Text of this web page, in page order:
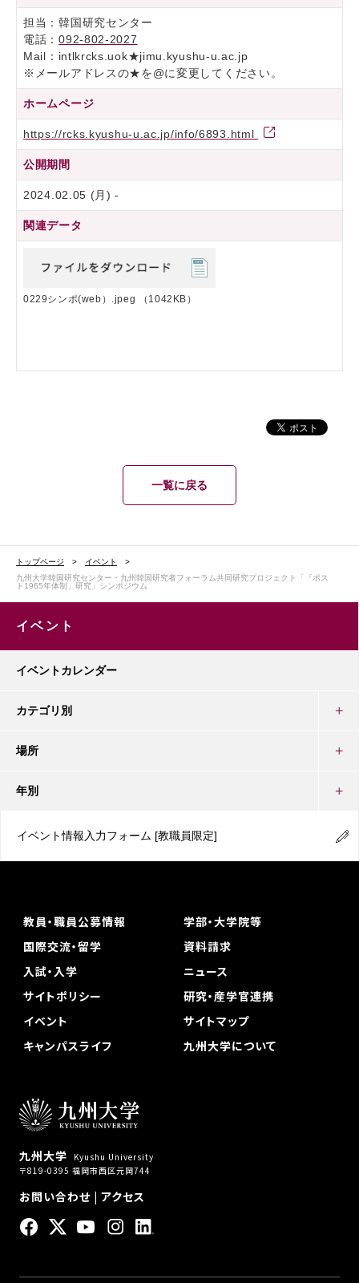
担当：韓国研究センター
電話：092-802-2027
Mail：intlkrcks.uok★jimu.kyushu-u.ac.jp
※メールアドレスの★を@に変更してください。
ホームページ
https://rcks.kyushu-u.ac.jp/info/6893.html
公開期間
2024.02.05 (月) -
関連データ
0229シンポ(web）.jpeg （1042KB）
一覧に戻る
トップページ
イベント
九州大学韓国研究センター・九州韓国研究者フォーラム共同研究プロジェクト「『ポス
ト1965年体制」研究」シンポジウム
イベント
イベントカレンダー
カテゴリ別
場所
年別
イベント情報入力フォーム [教職員限定]
九州大学
Kyushu University
〒819-0395 福岡市西区元岡744
お問い合わせ| アクセス
教員・職員公募情報
学部・大学院等
国際交流・留学
資料請求
入試・入学
ニュース
サイトポリシー
研究・産学官連携
イベント
サイトマップ
キャンパスライフ
九州大学について